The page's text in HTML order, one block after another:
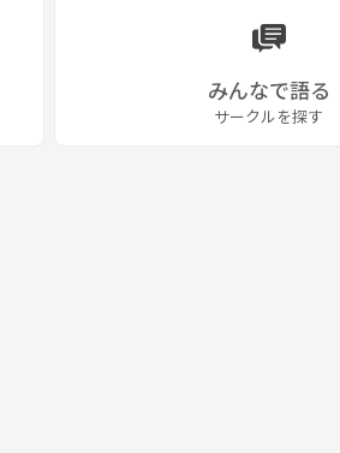
みんなで語る
サークルを探す